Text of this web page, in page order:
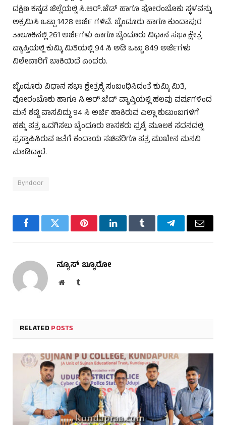
ದಕ್ಷಿಣ ಕನ್ನಡ ಜಿಲ್ಲೆಯಲ್ಲಿ ಸಿ.ಆರ್.ಜೆಡ್ ಹಾಗೂ ಪೋರಂಬೊಕು ಸ್ಥಳವನ್ನು
ಅಕ್ರಮಿಸಿ ಒಟ್ಟು 1428 ಅರ್ಜಿ ಗಳಿವೆ. ಬೈಂದೂರು ಹಾಗೂ ಕುಂದಾಪುರ
ತಾಲೂಕಿನಲ್ಲಿ 261 ಅರ್ಜಿಗಳು ಹಾಗೂ ಬೈಂದೂರು ವಿಧಾನ ಸಭಾ ಕ್ಷೇತ್ರ
ವ್ಯಾಪ್ತಿಯಲ್ಲಿ ಕುಮ್ಕಿ ಮಿತಿಯಲ್ಲಿ 94 ಸಿ ಅಡಿ ಒಟ್ಟು 849 ಅರ್ಜಿಗಳು
ವಿಲೇವಾರಿಗೆ ಬಾಕಿಯಿದೆ ಎಂದರು.
ಬೈಂದೂರು ವಿಧಾನ ಸಭಾ ಕ್ಷೇತ್ರಕ್ಕೆ ಸಂಬಂಧಿಸಿದಂತೆ ಕುಮ್ಕಿ ಮಿತಿ,
ಪೋರಂಬೊಕು ಹಾಗೂ ಸಿ.ಆರ್.ಜೆಡ್ ವ್ಯಾಪ್ತಿಯಲ್ಲಿ ಹಲವು ವರ್ಷಗಳಿಂದ
ಮನೆ ಕಟ್ಟಿ ವಾಸವಿದ್ದು 94 ಸಿ ಅರ್ಜಿ ಹಾಕಿರುವ ಎಲ್ಲಾ ಕುಟುಂಬಗಳಿಗೆ
ಹಕ್ಕು ಪತ್ರ ಒದಗಿಸಲು ಬೈಂದೂರು ಶಾಸಕರು ಪ್ರಶ್ನೆ ಮೂಲಕ ಸದನದಲ್ಲಿ
ಪ್ರಸ್ತಾಪಿಸಿರುವ ಜತೆಗೆ ಕಂದಾಯ ಸಚಿವರಿಗೂ ಪತ್ರ ಮುಖೇನ ಮನವಿ
ಮಾಡಿದ್ದಾರೆ.
Byndoor
FacebookTwitter PinterestLinkedInTumblr TelegramEmail
ನ್ಯೂಸ್ ಬ್ಯೂರೋ
WebsiteTumblr
RELATEDPOSTS